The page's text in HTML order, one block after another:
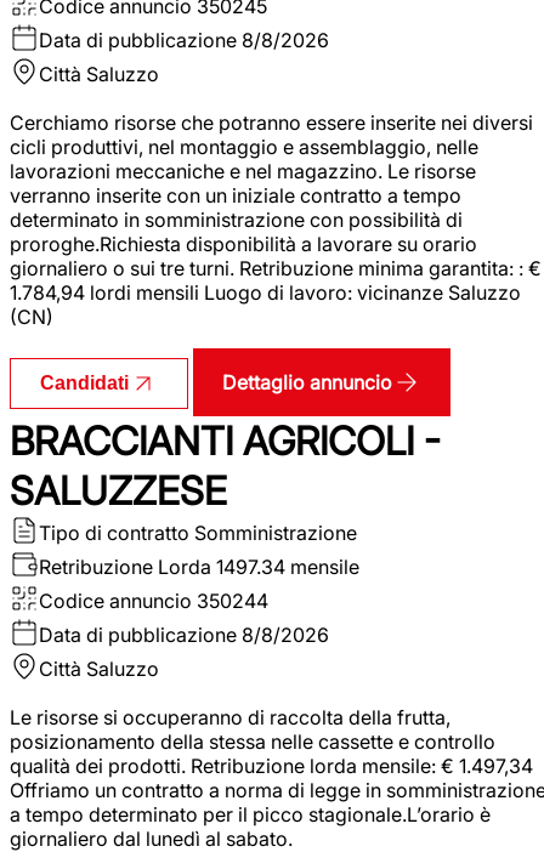
Codice annuncio 350245
Data di pubblicazione 8/8/2026
Città Saluzzo
Cerchiamo risorse che potranno essere inserite nei diversi
cicli produttivi, nel montaggio e assemblaggio, nelle
lavorazioni meccaniche e nel magazzino. Le risorse
verranno inserite con un iniziale contratto a tempo
determinato in somministrazione con possibilità di
proroghe.Richiesta disponibilità a lavorare su orario
giornaliero o sui tre turni. Retribuzione minima garantita: : €
1.784,94 lordi mensili Luogo di lavoro: vicinanze Saluzzo
(CN)
Candidati Dettaglio annuncio
BRACCIANTI AGRICOLI -
SALUZZESE
Tipo di contratto Somministrazione
Retribuzione Lorda 1497.34 mensile
Codice annuncio 350244
Data di pubblicazione 8/8/2026
Città Saluzzo
Le risorse si occuperanno di raccolta della frutta,
posizionamento della stessa nelle cassette e controllo
qualità dei prodotti. Retribuzione lorda mensile: € 1.497,34
Offriamo un contratto a norma di legge in
a tempo determinato per il picco stagionale.L’orario è
giornaliero dal lunedì al sabato.